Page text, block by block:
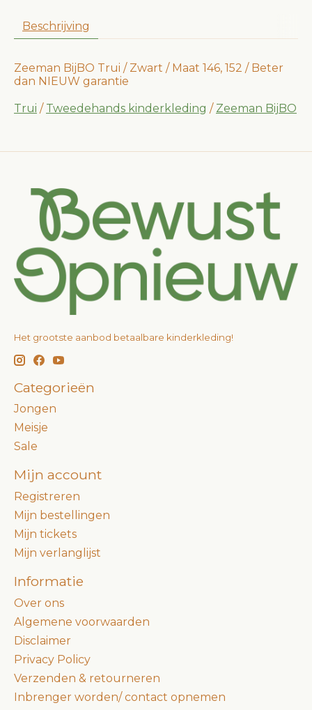
Beschrijving
Zeeman BijBO Trui / Zwart / Maat 146, 152 / Beter
dan NIEUW garantie
Trui / Tweedehands kinderkleding / Zeeman BijBO
Het grootste aanbod betaalbare kinderkleding!
Categorieën
Jongen
Meisje
Sale
Mijn account
Registreren
Mijn bestellingen
Mijn tickets
Mijn verlanglijst
Informatie
Over ons
Algemene voorwaarden
Disclaimer
Privacy Policy
Verzenden & retourneren
Inbrenger worden/ contact opnemen